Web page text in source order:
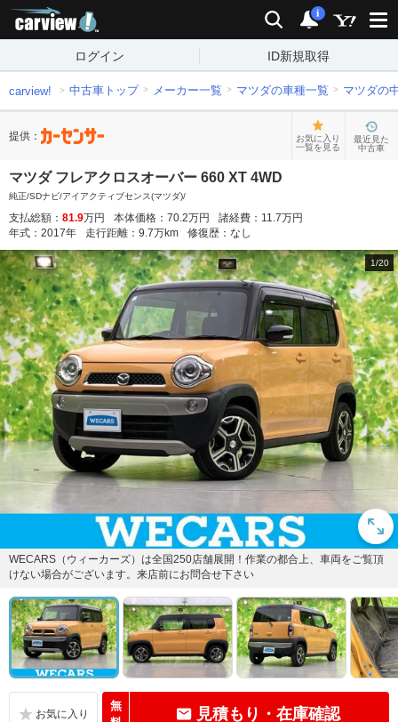
検索 通知
i
ログイン ID新規取得
carview! 中古車トップ メーカー一覧 マツダの車種一覧 マツダの
提供：
お気に入り
一覧を見る
最近見た
中古車
マツダ フレアクロスオーバー 660 XT 4WD
純正/SDナビ/アイアクティブセンス(マツダ)/
支払総額： 81.9万円 本体価格： 70.2万円 諸経費： 11.7万円
年式： 2017年 走行距離： 9.7万km 修復歴： なし
1/20
WECARS（ウィーカーズ）は全国250店舗展開！作業の都合上、車両をご覧頂
けない場合がございます。来店前にお問合せ下さい
無
見積もり・在庫確認